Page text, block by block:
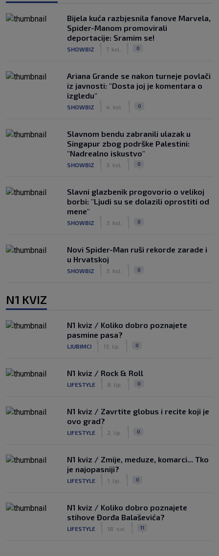
Bijela kuća razbjesnila fanove Marvela,
Spider-Manom promovirali
deportacije: Sramim se!
SHOWBIZ 7. kol. 0
Ariana Grande se nakon turneje povlači
iz javnosti: "Dosta joj je komentara o
izgledu"
SHOWBIZ 4. kol. 0
Slavnom bendu zabranili ulazak u
Singapur zbog podrške Palestini:
"Nadrealno iskustvo"
SHOWBIZ 3. kol. 0
Slavni glazbenik progovorio o velikoj
borbi: "Ljudi su se dolazili oprostiti od
mene"
SHOWBIZ 3. kol. 0
Novi Spider-Man ruši rekorde zarade i
u Hrvatskoj
SHOWBIZ 3. kol. 0
N1 KVIZ
N1 kviz / Koliko dobro poznajete
pasmine pasa?
LJUBIMCI 13. lip. 0
N1 kviz / Rock & Roll
LIFESTYLE 8. lip. 0
N1 kviz / Zavrtite globus i recite koji je
ovo grad?
LIFESTYLE 2. lip. 0
N1 kviz / Zmije, meduze, komarci... Tko
je najopasniji?
LIFESTYLE 1. lip. 0
N1 kviz / Koliko dobro poznajete
stihove Đorđa Balaševića?
LIFESTYLE 18. svi. 11